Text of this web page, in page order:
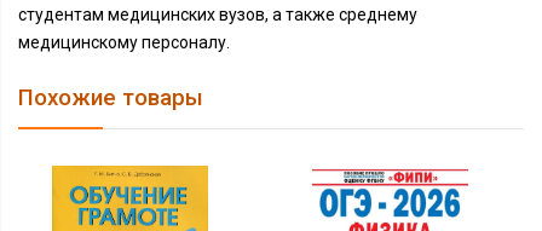
студентам медицинских вузов, а также среднему
медицинскому персоналу.
Похожие товары